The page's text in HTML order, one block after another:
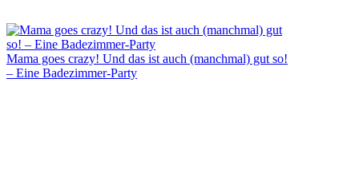
Mama goes crazy! Und das ist auch (manchmal) gut so!
– Eine Badezimmer-Party